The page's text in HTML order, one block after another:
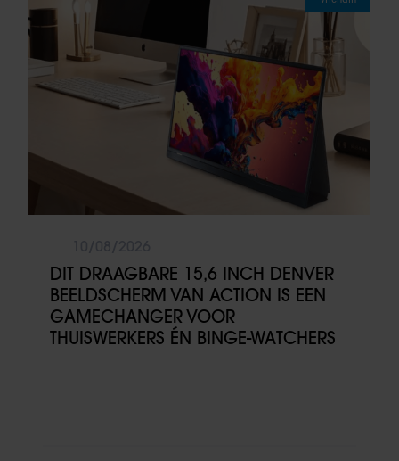
DIT DRAAGBARE 15,6 INCH DENVER
BEELDSCHERM VAN ACTION IS EEN
GAMECHANGER VOOR
THUISWERKERS ÉN BINGE-WATCHERS